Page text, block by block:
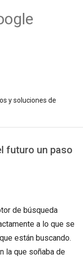
y soluciones de
futuro un paso
de búsqueda
a lo que se
están buscando.
la que soñaba de